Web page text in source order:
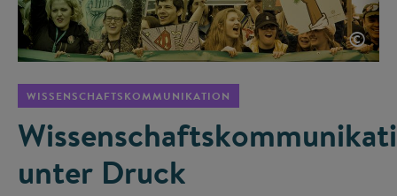
©
WISSENSCHAFTSKOMMUNIKATION
unter Druck